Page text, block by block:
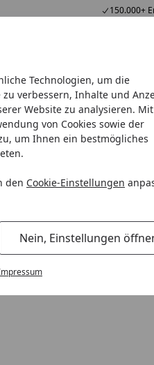
Technologien, um die
verbessern, Inhalte und
Website zu analysieren. Mit
von Cookies sowie der
um Ihnen ein bestmögliches
den Cookie-Einstellungen
Nein, Einstellungen
150.000+
Tricks
Quaruna Metasoft
inkl. gratis
im Sorglos-Paket:
Badetuchstange Varuna,